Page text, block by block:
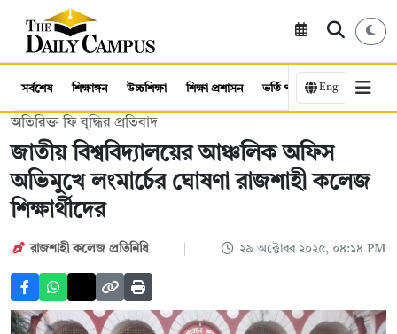
সর্বশেষ শিক্ষাঙ্গন উচ্চশিক্ষা শিক্ষা প্রশাসন ভর্তি পরীক্ষা কর্মসংস্থান
Eng
অতিরিক্ত ফি বৃদ্ধির প্রতিবাদ
জাতীয় বিশ্ববিদ্যালয়ের আঞ্চলিক অফিস
অভিমুখে লংমার্চের ঘোষণা রাজশাহী কলেজ
শিক্ষার্থীদের
রাজশাহী কলেজ প্রতিনিধি ২৯ অক্টোবর ২০২৫, ০৪:১৪ PM